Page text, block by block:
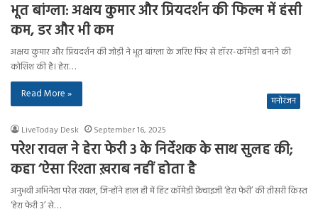
भूत बांग्ला: अक्षय कुमार और प्रियदर्शन की फिल्म में हंसी
कम, डर और भी कम
अक्षय कुमार और प्रियदर्शन की जोड़ी ने भूत बांग्ला के जरिए फिर से हॉरर-कॉमेडी बनाने की
कोशिश की है। हेरा…
Read More »
मनोरंजन
LiveToday Desk September 16, 2025
परेश रावल ने हेरा फेरी 3 के निर्देशक के साथ सुलह की;
कहा ‘ऐसा रिश्ता ख़राब नहीं होता है
अनुभवी अभिनेता परेश रावल, जिन्होंने हाल ही में हिट कॉमेडी फ्रेंचाइजी ‘हेरा फेरी’ की तीसरी किस्त
‘हेरा फेरी 3’ से…